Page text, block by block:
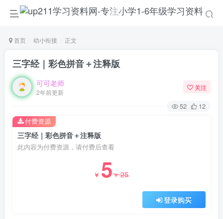
首页 幼小衔接 正文
三字经｜彩色拼音＋注释版
可可老师
2年前更新
关注
52 12
三字经｜彩色拼音＋注释版
此内容为付费资源，请付费后查看
￥ 5￥25
登录购买
付费资源